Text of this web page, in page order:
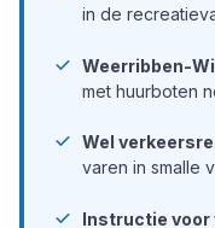
in de
Weerribben-
met huurboten
Wel
varen in smalle
Instructie voor